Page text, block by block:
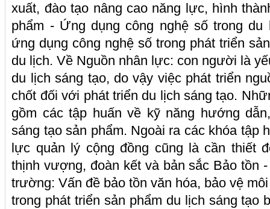
xuất, đào tạo nâng cao năng lực, hình
phẩm - Ứng dụng công nghệ số trong du
ứng dụng công nghệ số trong phát triển
du lịch. Về Nguồn nhân lực: con người là
du lịch sáng tạo, do vậy việc phát triển
chốt đối với phát triển du lịch sáng tạo.
gồm các tập huấn về kỹ năng hướng
sáng tạo sản phẩm. Ngoài ra các khóa tập
lực quản lý cộng đồng cũng là cần thiết
thịnh vượng, đoàn kết và bản sắc Bảo tồn
trường: Vấn đề bảo tồn văn hóa, bảo vệ
trong phát triển sản phẩm du lịch sáng tạo